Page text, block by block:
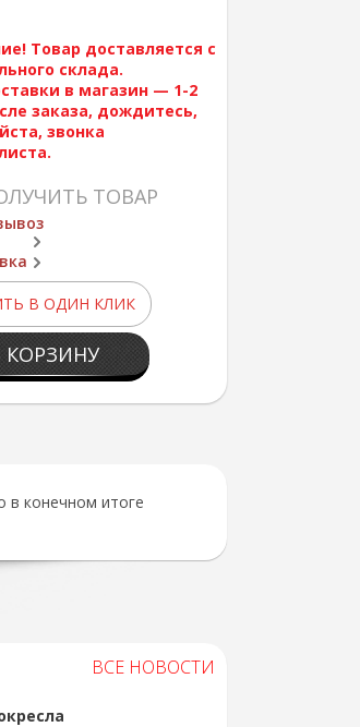
Товар доставляется с
склада.
в магазин — 1-2
заказа, дождитесь,
звонка
ТОВАР
В ОДИН КЛИК
КОРЗИНУ
в конечном итоге
ВСЕ НОВОСТИ